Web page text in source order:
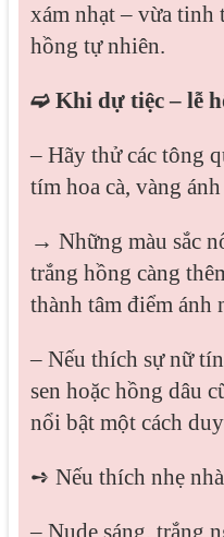
xám nhạt – vừa tinh
hồng tự nhiên.
➫ Khi dự tiệc – lễ
– Hãy thử các tông
tím hoa cà, vàng
→ Những màu sắc
trắng hồng càng
thành tâm điểm ánh
– Nếu thích sự nữ
sen hoặc hồng dâu
nổi bật một cách
➺ Nếu thích nhẹ